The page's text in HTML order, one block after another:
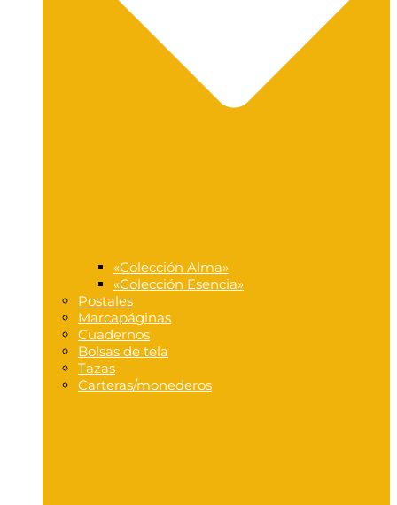
«Colección Alma»
«Colección Esencia»
Postales
Marcapáginas
Cuadernos
Bolsas de tela
Tazas
Carteras/monederos